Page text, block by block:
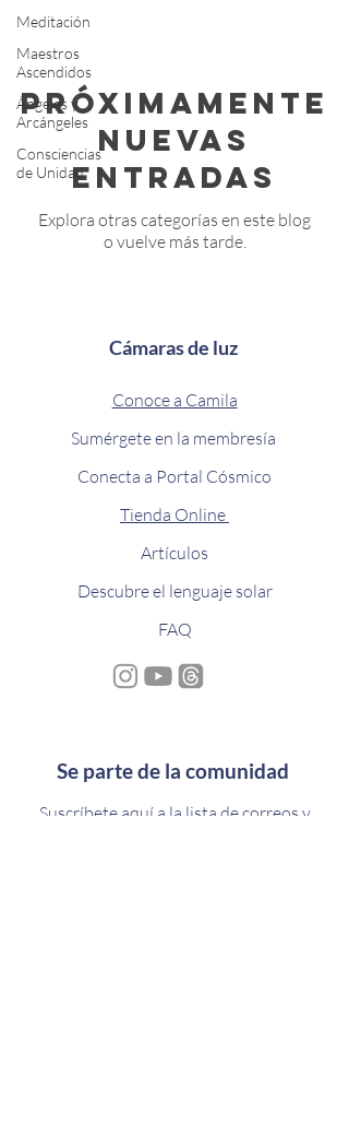
Meditación
Maestros
Ascendidos
Ángeles y
Arcángeles
Consciencias
de Unidad
Próximamente
nuevas
entradas
Explora otras categorías en este blog
o vuelve más tarde.
Cámaras de luz
Conoce a Camila
Sumérgete en la membresía
Conecta a Portal Cósmico
Tienda Online
Artículos
Descubre el lenguaje solar
FAQ
Se parte de la comunidad
Suscríbete aquí a la lista de correos y